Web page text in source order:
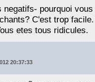
negatifs- pourquoi
C'est trop
etes tous ridicules.
20:37:33